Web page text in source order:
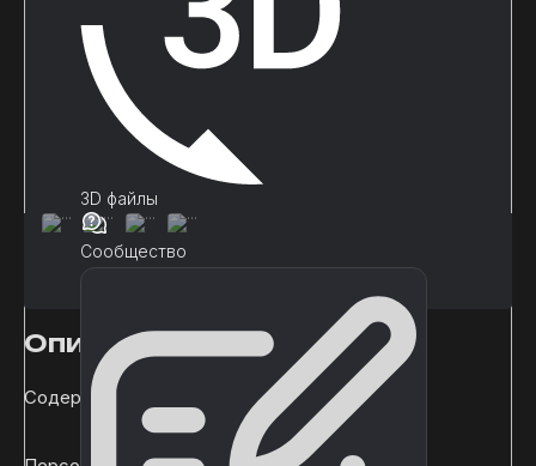
3D файлы
Сообщество
Описание
Содержит 11 анимаций.